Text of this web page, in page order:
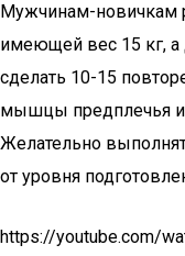
Мужчинам-новичкам
имеющей вес 15 кг, а
сделать 10-15
мышцы предплечья и
Желательно
от уровня
https://youtube.com/